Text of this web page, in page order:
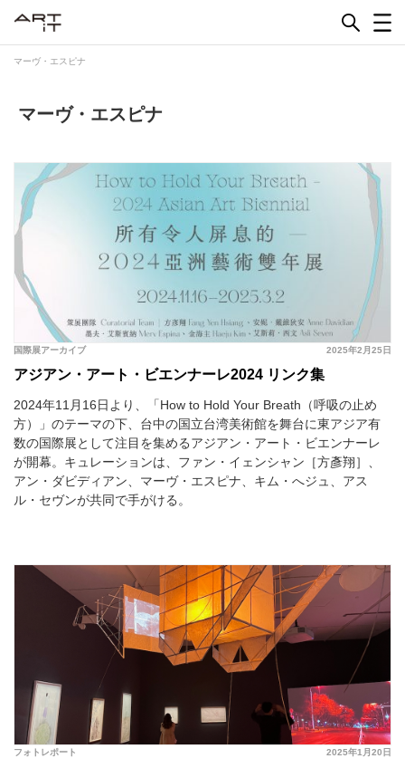
マーヴ・エスピナ
マーヴ・エスピナ
2025年2月25日
国際展アーカイブ
アジアン・アート・ビエンナーレ2024 リンク集
2024年11月16日より、「How to Hold Your Breath（呼吸の止め
方）」のテーマの下、台中の国立台湾美術館を舞台に東アジア有
数の国際展として注目を集めるアジアン・アート・ビエンナーレ
が開幕。キュレーションは、ファン・イェンシャン［方彥翔］、
アン・ダビディアン、マーヴ・エスピナ、キム・へジュ、アス
ル・セヴンが共同で手がける。
2025年1月20日
フォトレポート